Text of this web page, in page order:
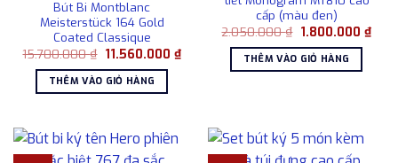
Bút Bi Montblanc
Meisterstück 164 Gold
Coated Classique
15.700.000₫ Giá
là:
15.700.000 ₫.
11.560.000 ₫Giá
hiện
THÊM VÀO GIỎ HÀNG
cấp (màu đen)
2.050.000₫ Giá
là:
2.050.000 ₫.
1.800.000 ₫Giá
hiện
THÊM VÀO GIỎ HÀNG